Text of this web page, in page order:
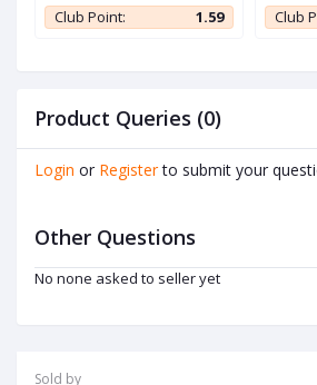
Sold by
Club Point:
1.59
Club
Product Queries (0)
Login or Register to submit your
Other Questions
No none asked to seller yet